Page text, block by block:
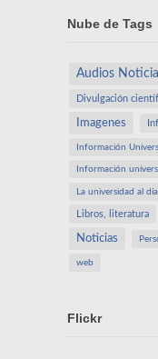
Nube de Tags
Audios
Divulgación
Imagenes
Información
Información
La universidad al
Libros, literatura
Noticias
web
Flickr